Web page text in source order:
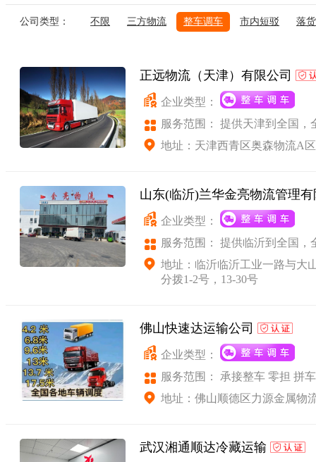
公司类型： 不限 三方物流 整车调车 市内短驳 落
正远物流（天津）有限公司
企业类型：
服务范围： 提供天津到全国
车、零担配货，工厂物流外包
地址：天津西青区奥森物流A
山东(临沂)兰华金亮物流管理
企业类型：
服务范围： 提供临沂到全国
车、零担配货，工厂物流外包
地址：临沂临沂工业一路与大
分拨1-2号，13-30号
佛山快速达运输公司
企业类型：
服务范围： 承接整车 零担 拼
调度服务
地址：佛山顺德区力源金属物
武汉湘通顺达冷藏运输